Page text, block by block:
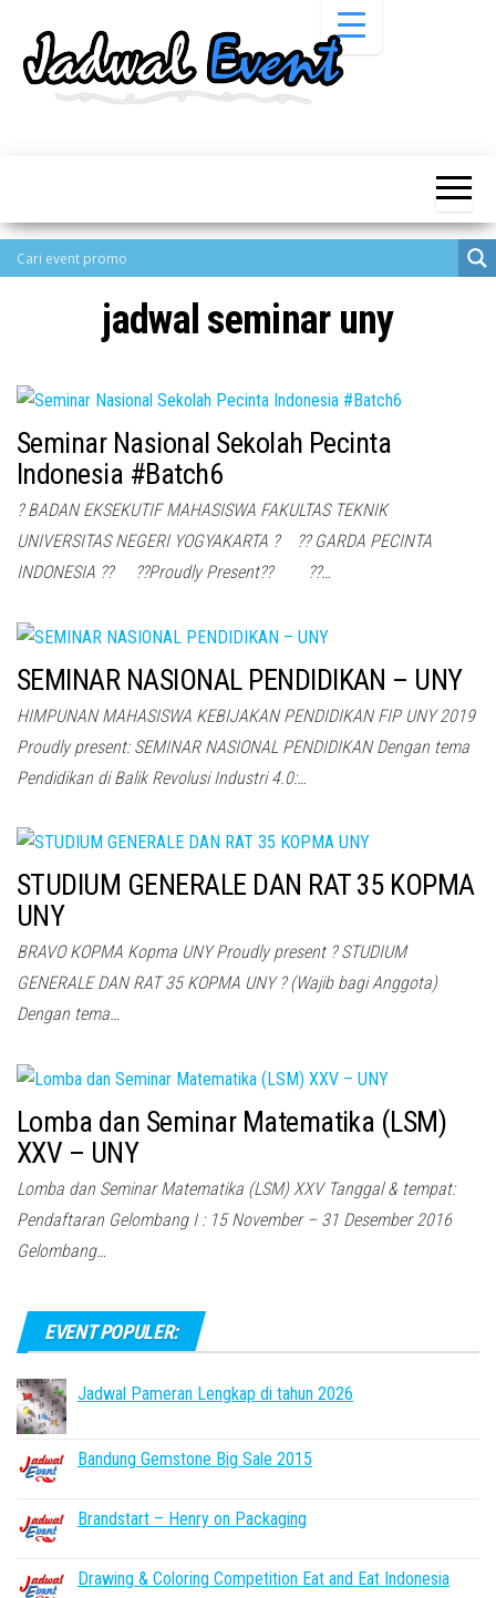
Pameran,
Promo
Terbaru
Pameran,
Seminar,
Bazaar,
Workshop,
Job Fair,
Lomba dll.
jadwal seminar uny
Seminar Nasional Sekolah Pecinta
Indonesia #Batch6
? BADAN EKSEKUTIF MAHASISWA FAKULTAS TEKNIK
UNIVERSITAS NEGERI YOGYAKARTA ?⠀ ?? GARDA PECINTA
INDONESIA ?? ⠀ ??Proudly Present??⠀ ⠀ ??…
SEMINAR NASIONAL PENDIDIKAN – UNY
HIMPUNAN MAHASISWA KEBIJAKAN PENDIDIKAN FIP UNY 2019
Proudly present: SEMINAR NASIONAL PENDIDIKAN Dengan tema
Pendidikan di Balik Revolusi Industri 4.0:…
STUDIUM GENERALE DAN RAT 35 KOPMA
UNY
BRAVO KOPMA Kopma UNY Proudly present ? STUDIUM
GENERALE DAN RAT 35 KOPMA UNY ? (Wajib bagi Anggota)
Dengan tema…
Lomba dan Seminar Matematika (LSM)
XXV – UNY
Lomba dan Seminar Matematika (LSM) XXV Tanggal & tempat:
Pendaftaran Gelombang I : 15 November – 31 Desember 2016
Gelombang…
EVENT POPULER:
Jadwal Pameran Lengkap di tahun 2026
Bandung Gemstone Big Sale 2015
Brandstart – Henry on Packaging
Drawing & Coloring Competition Eat and Eat Indonesia